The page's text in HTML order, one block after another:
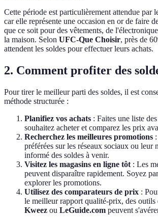
Cette période est particulièrement attendue par
car elle représente une occasion en or de faire
que ce soit pour des vêtements, de
la maison. Selon UFC-Que Choisir, près de
attendent les soldes pour effectuer leurs achats.
2. Comment profiter des
Pour tirer le meilleur parti des soldes, il est
méthode structurée :
Planifiez vos achats : Faites une liste
souhaitez acheter et comparez les prix
Recherchez les meilleures promotions
préférées sur les réseaux sociaux ou leur
informé des soldes à venir.
Visitez les magasins en ligne tôt : Les
peuvent disparaître rapidement. Soyez
explorer les promotions.
Utilisez des comparateurs de prix :
le meilleur rapport qualité-prix, des outils
Kweez ou LeGuide.com peuvent